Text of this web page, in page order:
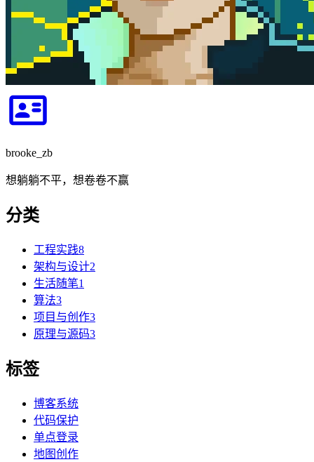
brooke_zb
想躺躺不平，想卷卷不赢
分类
工程实践8
架构与设计2
生活随笔1
算法3
项目与创作3
原理与源码3
标签
博客系统
代码保护
单点登录
地图创作